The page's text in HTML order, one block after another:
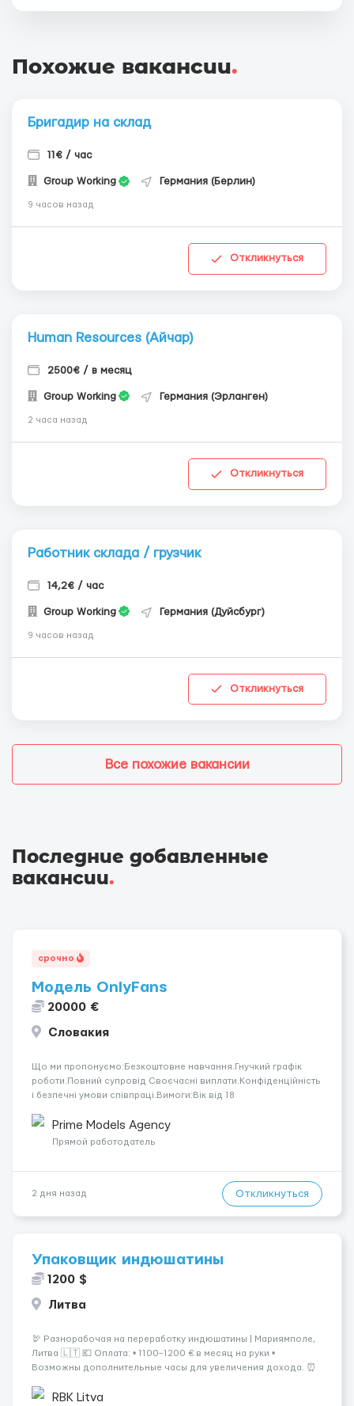
Похожие вакансии.
Бригадир на склад
11€ / час
Group Working Германия (Берлин)
9 часов назад
Откликнуться
Human Resources (Айчар)
2500€ / в месяц
Group Working Германия (Эрланген)
2 часа назад
Откликнуться
Работник склада / грузчик
14,2€ / час
Group Working Германия (Дуйсбург)
9 часов назад
Откликнуться
Все похожие вакансии
Последние добавленные
вакансии.
срочно
Модель OnlyFans
20000 €
Словакия
Що ми пропонуємо:Безкоштовне навчання.Гнучкий графік
роботи.Повний супровід Своєчасні виплати.Конфіденційність
і безпечні умови співпраці.Вимоги:Вік від 18
розвиватися.Досвід не обов’язковий.Якщо вас зацікавила
вакансія — залишайте відгук, і ми зв’яжемося ...
Prime Models Agency
Прямой работодатель
2 дня назад Откликнуться
Упаковщик индюшатины
1200 $
Литва
🦃 Разнорабочая на переработку индюшатины | Мариямполе,
Литва 🇱🇹 💶 Оплата: • 1100–1200 € в месяц на руки •
Возможны дополнительные часы для увеличения дохода. ⏰
с 06:00 (иногда с 07:00...
RBK Litva